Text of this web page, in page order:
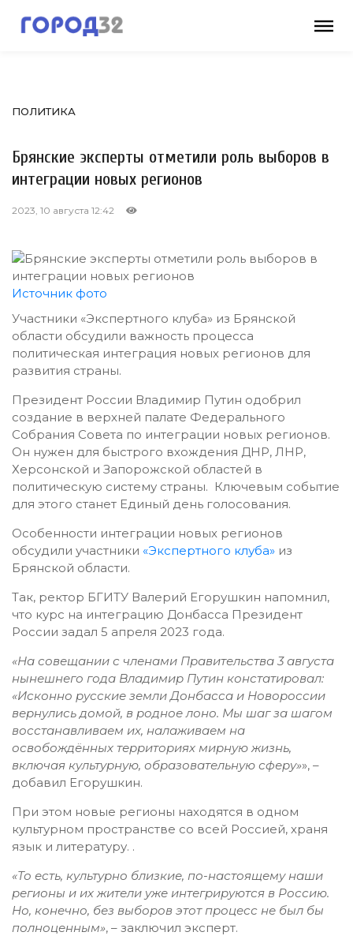
ПОЛИТИКА
Брянские эксперты отметили роль выборов в
интеграции новых регионов
2023, 10 августа 12:42
Источник фото
Участники «Экспертного клуба» из Брянской
области обсудили важность процесса
политическая интеграция новых регионов для
развития страны.
Президент России Владимир Путин одобрил
создание в верхней палате Федерального
Собрания Совета по интеграции новых регионов.
Он нужен для быстрого вхождения ДНР, ЛНР,
Херсонской и Запорожской областей в
политическую систему страны. Ключевым событие
для этого станет Единый день голосования.
Особенности интеграции новых регионов
обсудили участники «Экспертного клуба» из
Брянской области.
Так, ректор БГИТУ Валерий Егорушкин напомнил,
что курс на интеграцию Донбасса Президент
России задал 5 апреля 2023 года.
«На совещании с членами Правительства 3 августа
нынешнего года Владимир Путин констатировал:
«Исконно русские земли Донбасса и Новороссии
вернулись домой, в родное лоно. Мы шаг за шагом
восстанавливаем их, налаживаем на
освобождённых территориях мирную жизнь,
включая культурную, образовательную сферу»», –
добавил Егорушкин.
При этом новые регионы находятся в одном
культурном пространстве со всей Россией, храня
язык и литературу. .
«То есть, культурно близкие, по-настоящему наши
регионы и их жители уже интегрируются в Россию.
Но, конечно, без выборов этот процесс не был бы
полноценным», – заключил эксперт.